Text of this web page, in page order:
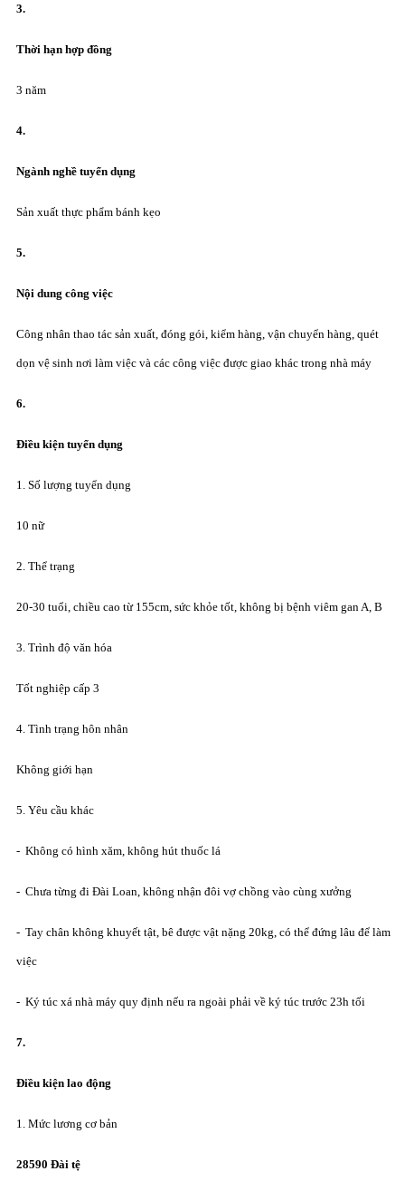
3.
Thời hạn hợp đồng
3 năm
4.
Ngành nghề tuyển dụng
Sản xuất thực phẩm bánh kẹo
5.
Nội dung công việc
Công nhân thao tác sản xuất, đóng gói, kiểm hàng, vận chuyển hàng, quét
dọn vệ sinh nơi làm việc và các công việc được giao khác trong nhà máy
6.
Điều kiện tuyển dụng
1. Số lượng tuyển dụng
10 nữ
2. Thể trạng
20-30 tuổi, chiều cao từ 155cm, sức khỏe tốt, không bị bệnh viêm gan A, B
3. Trình độ văn hóa
Tốt nghiệp cấp 3
4. Tình trạng hôn nhân
Không giới hạn
5. Yêu cầu khác
- Không có hình xăm, không hút thuốc lá
- Chưa từng đi Đài Loan, không nhận đôi vợ chồng vào cùng xưởng
- Tay chân không khuyết tật, bê được vật nặng 20kg, có thể đứng lâu để làm
việc
- Ký túc xá nhà máy quy định nếu ra ngoài phải về ký túc trước 23h tối
7.
Điều kiện lao động
1. Mức lương cơ bản
28590 Đài tệ